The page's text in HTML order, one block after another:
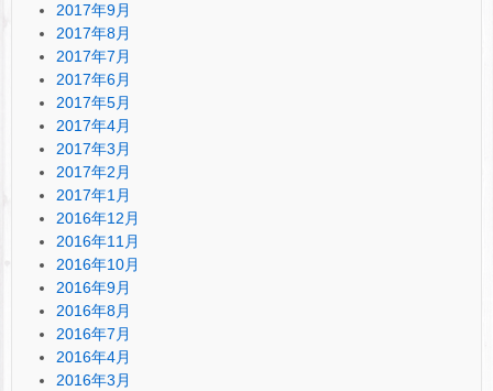
2017年9月
2017年8月
2017年7月
2017年6月
2017年5月
2017年4月
2017年3月
2017年2月
2017年1月
2016年12月
2016年11月
2016年10月
2016年9月
2016年8月
2016年7月
2016年4月
2016年3月